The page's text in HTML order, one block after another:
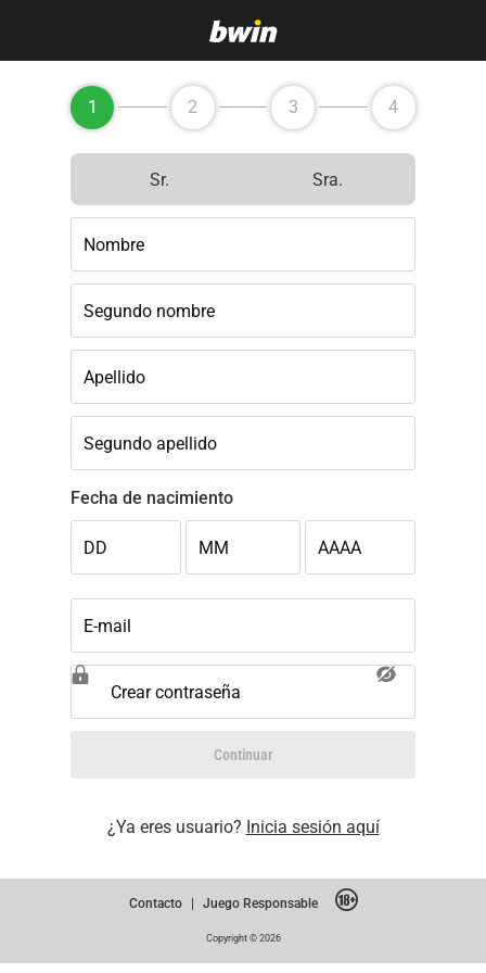
1 2 3 4
Sr. Sra.
Nombre
Segundo nombre
Apellido
Segundo apellido
Fecha de nacimiento
DD MM AAAA
E-mail
Crear contraseña
Continuar
¿Ya eres usuario? Inicia sesión aquí
Contacto | Juego Responsable
Copyright © 2026